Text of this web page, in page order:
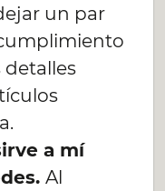
un par
detalles
a mí
Al